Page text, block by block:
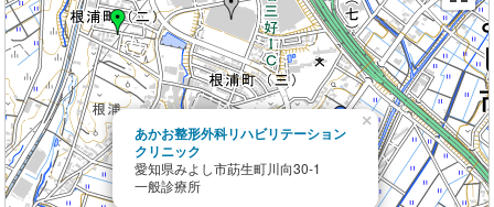
あかお整形外科リハビリテーション
クリニック
愛知県みよし市莇生町川向30-1
一般診療所
×